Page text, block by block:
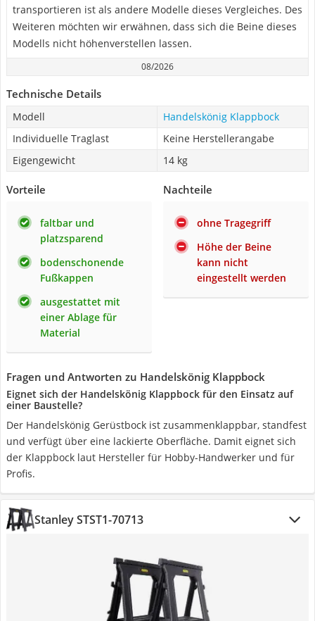
transportieren ist als andere Modelle dieses Vergleiches. Des
Weiteren möchten wir erwähnen, dass sich die Beine dieses
Modells nicht höhenverstellen lassen.
08/2026
Technische Details
Modell
Handelskönig Klappbock
Individuelle Traglast
Keine Herstellerangabe
Eigengewicht
14 kg
Vorteile
faltbar und
platzsparend
bodenschonende
Fußkappen
ausgestattet mit
einer Ablage für
Material
Nachteile
ohne Tragegriff
Höhe der Beine
kann nicht
eingestellt werden
Fragen und Antworten zu Handelskönig Klappbock
Eignet sich der Handelskönig Klappbock für den Einsatz auf
einer Baustelle?
Der Handelskönig Gerüstbock ist zusammenklappbar, standfest
und verfügt über eine lackierte Oberfläche. Damit eignet sich
der Klappbock laut Hersteller für Hobby-Handwerker und für
Profis.
Stanley STST1-70713